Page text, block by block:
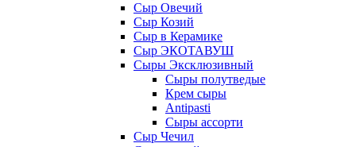
Сыр Овечий
Сыр Козий
Сыр в Керамике
Сыр ЭКОТАВУШ
Сыры Эксклюзивный
Сыры полутведые
Крем сыры
Antipasti
Сыры ассорти
Сыр Чечил